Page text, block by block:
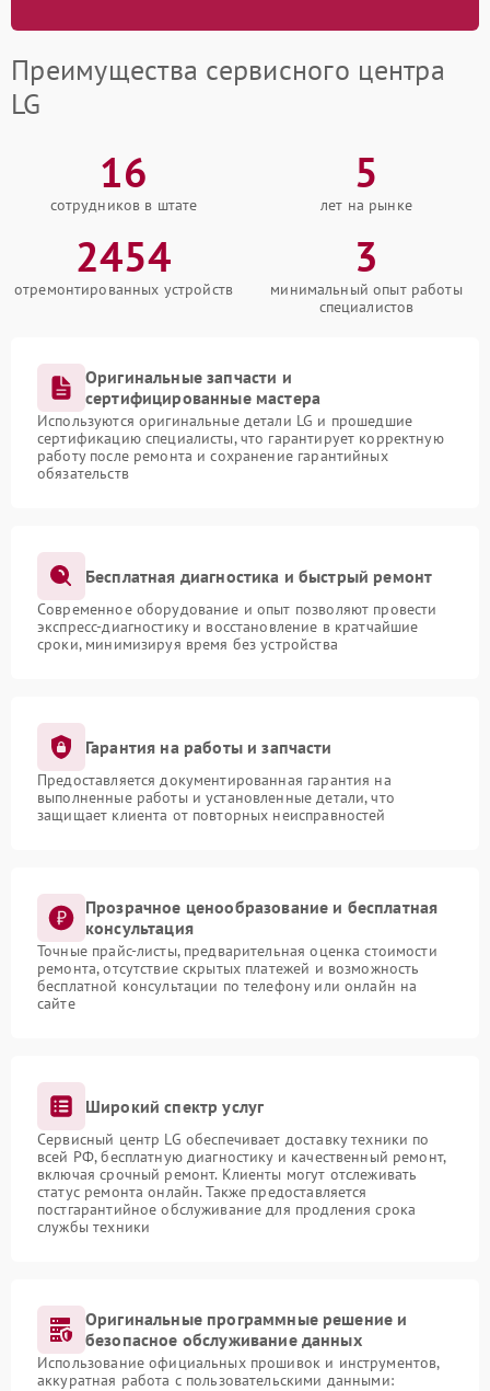
Преимущества сервисного центра
LG
16
сотрудников в штате
5
лет на рынке
2454
отремонтированных устройств
3
минимальный опыт работы
специалистов
Оригинальные запчасти и
сертифицированные мастера
Используются оригинальные детали LG и прошедшие
сертификацию специалисты, что гарантирует корректную
работу после ремонта и сохранение гарантийных
обязательств
Бесплатная диагностика и быстрый ремонт
Современное оборудование и опыт позволяют провести
экспресс-диагностику и восстановление в кратчайшие
сроки, минимизируя время без устройства
Гарантия на работы и запчасти
Предоставляется документированная гарантия на
выполненные работы и установленные детали, что
защищает клиента от повторных неисправностей
Прозрачное ценообразование и бесплатная
консультация
Точные прайс-листы, предварительная оценка стоимости
ремонта, отсутствие скрытых платежей и возможность
бесплатной консультации по телефону или онлайн на
сайте
Широкий спектр услуг
Сервисный центр LG обеспечивает доставку техники по
всей РФ, бесплатную диагностику и качественный ремонт,
включая срочный ремонт. Клиенты могут отслеживать
статус ремонта онлайн. Также предоставляется
постгарантийное обслуживание для продления срока
службы техники
Оригинальные программные решение и
безопасное обслуживание данных
Использование официальных прошивок и инструментов,
аккуратная работа с пользовательскими данными: